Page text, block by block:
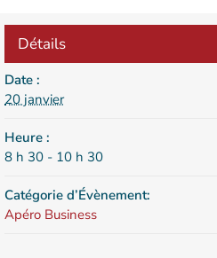
Détails
Date :
20 janvier
Heure :
8 h 30 - 10 h 30
Catégorie d’Évènement:
Apéro Business